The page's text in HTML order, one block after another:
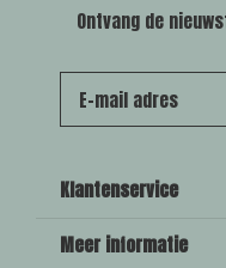
Ontvang de
Klantenservice
Meer informatie